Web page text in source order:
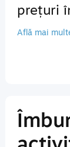
prețuri
Află mai